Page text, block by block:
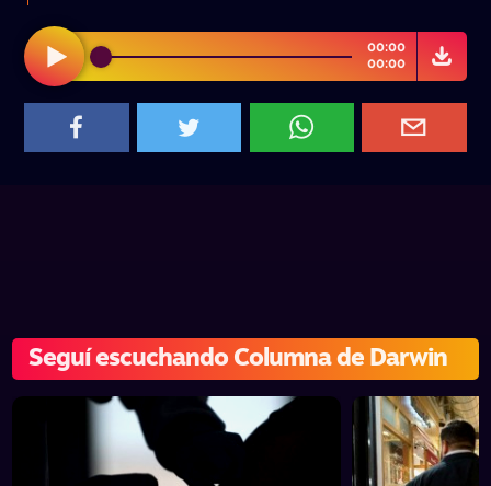
00:00
00:00
Seguí escuchando Columna de Darwin